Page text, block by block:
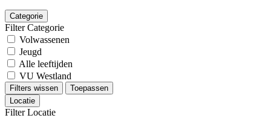
Categorie
Filter Categorie
Volwassenen
Jeugd
Alle leeftijden
VU Westland
Filters wissen
Toepassen
Locatie
Filter Locatie